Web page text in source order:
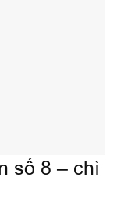
số 8 – chì